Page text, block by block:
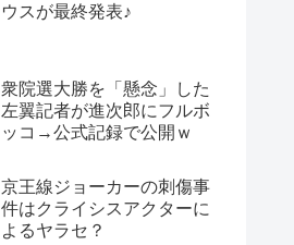
ウスが最終発表♪
衆院選大勝を「懸念」した
左翼記者が進次郎にフルボ
ッコ→公式記録で公開ｗ
京王線ジョーカーの刺傷事
件はクライシスアクターに
よるヤラセ？